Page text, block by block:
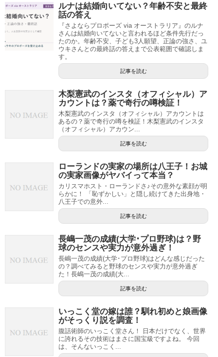
ルナは結婚向いてない？年齢不安と最終
話の答え
『さよならプロポーズ via オーストラリア』のルナ
さんは結婚向いてないと言われるほど条件先行だっ
たのか。年齢不安、子ども3人願望、正論の強さ、ユ
ウキさんとの最終話の答えまで公表範囲で確認しま
す。
記事を読む
木梨憲武のインスタ（オフィシャル）ア
カウントは？薬で奇行の噂検証！
木梨憲武のインスタ（オフィシャル）アカウントは
あるの？薬で奇行の噂を検証！木梨憲武のインスタ
（オフィシャル）アカウン...
記事を読む
ローランドの実家の場所は八王子！お城
の実家画像がヤバイって本当？
カリスマホスト・ローランドさ♪その意外な素顔が明
らかに！ 「恥ずかしい」と隠し続けてきた出身地・
八王子での意外...
記事を読む
長嶋一茂の成績(大学･プロ野球)は？野
球のセンスや実力が意外過ぎ！
長嶋一茂の成績(大学･プロ野球)はどんな感じだった
の？調べてみると野球のセンスや実力が意外過ぎ
た！長嶋一茂の成績(大...
記事を読む
いっこく堂の嫁は誰？馴れ初めと娘画像
がそっくり説を調査！
腹話術師のいっこく堂さん！ 日本だけでなく、世界
に誇れるその技術はまさに国宝級ですよね。 今回
は、そんないっこく...